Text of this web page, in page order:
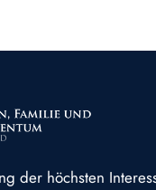
der höchsten